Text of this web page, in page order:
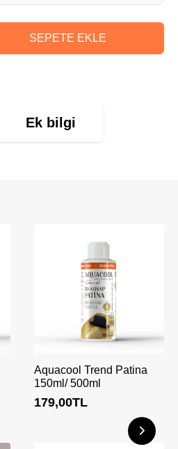
SEPETE EKLE
Ek bilgi
Aquacool Trend Patina
150ml/ 500ml
179,00TL